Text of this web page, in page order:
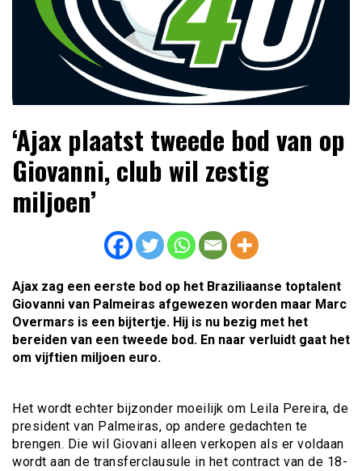
Voetbal4U.com Voetbalnieuws |
Transfers, Eredivisie &
Internationaal voetbal |
transferupdates, analyses en achtergronden over clubs,
spelers en competities uit binnen- en buitenland.
‘Ajax plaatst tweede bod van op
Giovanni, club wil zestig
miljoen’
Ajax zag een eerste bod op het Braziliaanse toptalent
Giovanni van Palmeiras afgewezen worden maar Marc
Overmars is een bijtertje. Hij is nu bezig met het
bereiden van een tweede bod. En naar verluidt gaat het
om vijftien miljoen euro.
Het wordt echter bijzonder moeilijk om Leila Pereira, de
president van Palmeiras, op andere gedachten te
brengen. Die wil Giovani alleen verkopen als er voldaan
wordt aan de transferclausule in het contract van de 18-